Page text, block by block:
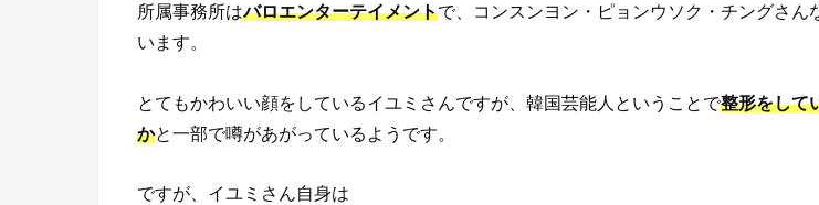
所属事務所はバロエンターテイメントで、コンスンヨン・ピョンウソク・チングさん
います。
とてもかわいい顔をしているイユミさんですが、韓国芸能人ということで整形をして
かと一部で噂があがっているようです。
ですが、イユミさん自身は